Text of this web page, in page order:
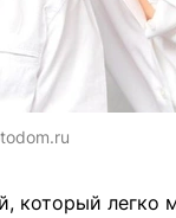
который легко